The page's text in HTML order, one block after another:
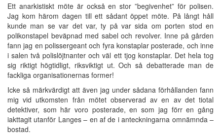
Ett anarkistiskt möte är också en stor ”begivenhet” för polisen.
Jag kom härom dagen till ett sådant öppet möte. På långt håll
kunde man se var det var, ty på var sida om porten stod en
polikonstapel beväpnad med sabel och revolver. Inne på gården
fann jag en polissergeant och fyra konstaplar posterade, och inne
i salen två polislöjtnanter och väl ett tjog konstaplar. Det hela tog
sig riktigt högtidligt, riksviktigt ut. Och så debatterade man de
fackliga organisationernas former!
Icke så märkvärdigt att även jag under sådana förhållanden fann
mig vid utkomsten från mötet observerad av en av det tiotal
detektiver, som här voro posterade, en som jag förr en gång
iakttagit utanför Langes – en af de i anteckningarna omnämnda –
bostad.